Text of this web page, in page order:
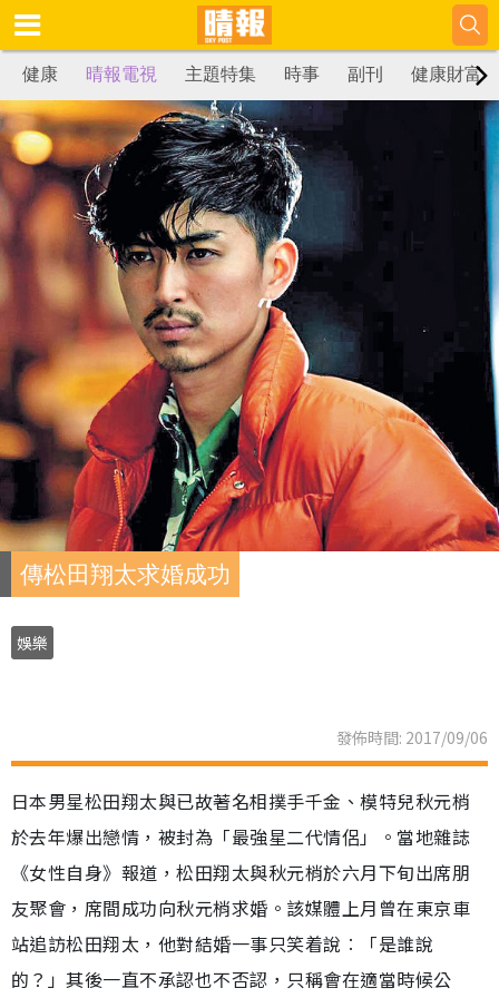
健康 晴報電視 主題特集 時事 副刊 健康財富
傳松田翔太求婚成功
娛樂
發佈時間: 2017/09/06
日本男星松田翔太與已故著名相撲手千金、模特兒秋元梢
於去年爆出戀情，被封為「最強星二代情侶」。當地雜誌
《女性自身》報道，松田翔太與秋元梢於六月下旬出席朋
友聚會，席間成功向秋元梢求婚。該媒體上月曾在東京車
站追訪松田翔太，他對結婚一事只笑着說︰「是誰說
的？」其後一直不承認也不否認，只稱會在適當時候公